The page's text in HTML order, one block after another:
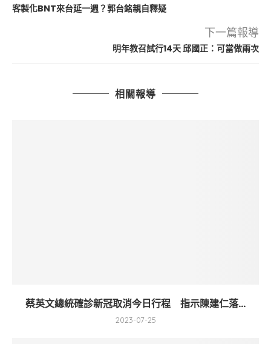
客製化BNT來台延一週？郭台銘親自釋疑
下一篇報導
明年教召試行14天 邱國正：可當做兩次
相關報導
蔡英文總統確診新冠取消今日行程 指示陳建仁落...
2023-07-25